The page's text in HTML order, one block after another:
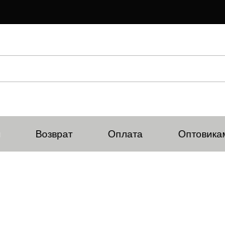
Возврат Оплата